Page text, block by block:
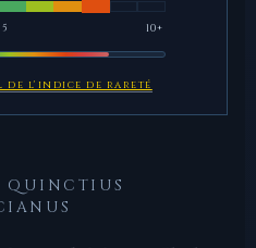
5 10+
de l'indice de rareté
QUINCTIUS